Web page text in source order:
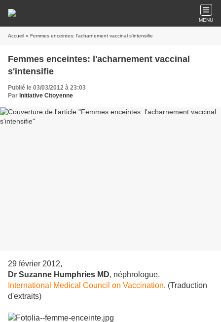
MENU
Accueil » Femmes enceintes: l'acharnement vaccinal s'intensifie
Femmes enceintes: l'acharnement vaccinal
s'intensifie
Publié le 03/03/2012 à 23:03
Par Initiative Citoyenne
29 février 2012,
Dr Suzanne Humphries MD, néphrologue.
International Medical Council on Vaccination. (Traduction
d'extraits)